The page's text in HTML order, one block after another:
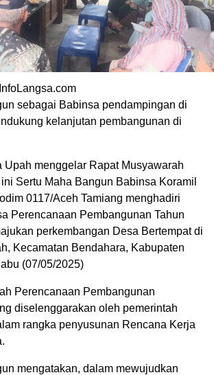
sebagai Babinsa pendampingan di
kelanjutan pembangunan di
Upah menggelar Rapat Musyawarah
Sertu Maha Bangun Babinsa Koramil
0117/Aceh Tamiang menghadiri
Perencanaan Pembangunan Tahun
perkembangan Desa Bertempat di
Kecamatan Bendahara, Kabupaten
(07/05/2025)
Perencanaan Pembangunan
diselenggarakan oleh pemerintah
rangka penyusunan Rencana Kerja
mengatakan, dalam mewujudkan